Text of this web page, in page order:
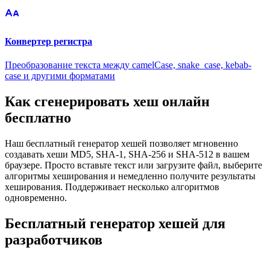
Конвертер регистра
Преобразование текста между camelCase, snake_case, kebab-
case и другими форматами
Как сгенерировать хеш онлайн
бесплатно
Наш бесплатный генератор хешей позволяет мгновенно
создавать хеши MD5, SHA-1, SHA-256 и SHA-512 в вашем
браузере. Просто вставьте текст или загрузите файл, выберите
алгоритмы хеширования и немедленно получите результаты
хеширования. Поддерживает несколько алгоритмов
одновременно.
Бесплатный генератор хешей для
разработчиков